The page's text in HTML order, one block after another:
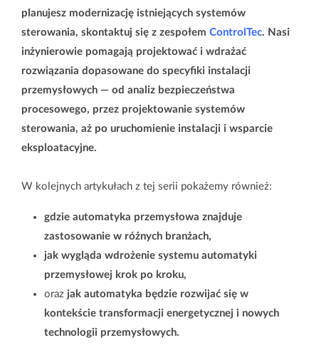
planujesz modernizację istniejących systemów
sterowania, skontaktuj się z zespołem ControlTec. Nasi
inżynierowie pomagają projektować i wdrażać
rozwiązania dopasowane do specyfiki instalacji
przemysłowych — od analiz bezpieczeństwa
procesowego, przez projektowanie systemów
sterowania, aż po uruchomienie instalacji i wsparcie
eksploatacyjne.
W kolejnych artykułach z tej serii pokażemy również:
gdzie automatyka przemysłowa znajduje
zastosowanie w różnych branżach,
jak wygląda wdrożenie systemu automatyki
przemysłowej krok po kroku,
oraz jak automatyka będzie rozwijać się w
kontekście transformacji energetycznej i nowych
technologii przemysłowych.